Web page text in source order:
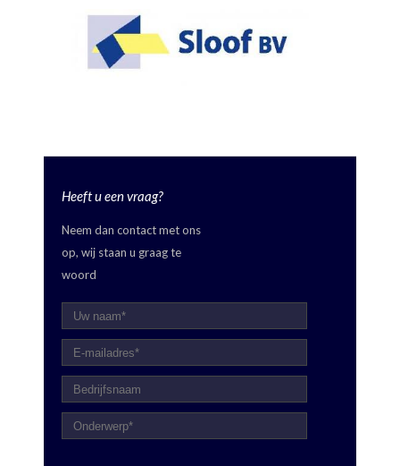
Heeft u een vraag?
Neem dan contact met ons
op, wij staan u graag te
woord